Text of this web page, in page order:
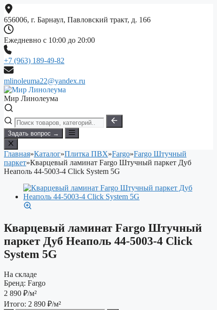
Перейти
к
содержимому
656006, г. Барнаул, Павловский тракт, д. 166
Ежедневно с 10:00 до 20:00
+7 (963) 189-49-82
mlinoleuma22@yandex.ru
Мир Линолеума
Задать вопрос →
Главная»Каталог»Плитка ПВХ»Fargo»Fargo Штучный
паркет»Кварцевый ламинат Fargo Штучный паркет Дуб
Неаполь 44-5003-4 Click System 5G
Кварцевый ламинат Fargo Штучный
паркет Дуб Неаполь 44-5003-4 Click
System 5G
На складе
Бренд: Fargo
2 890 ₽/м²
Итого: 2 890 ₽/м²